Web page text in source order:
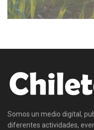
Somos un medio digital,
diferentes actividades,